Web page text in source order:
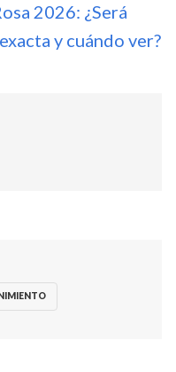
2026: ¿Será
y cuándo ver?